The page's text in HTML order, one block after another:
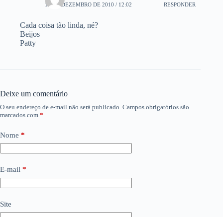
18 DE DEZEMBRO DE 2010 / 12:02 RESPONDER
Cada coisa tão linda, né?
Beijos
Patty
Deixe um comentário
O seu endereço de e-mail não será publicado. Campos obrigatórios são
marcados com *
Nome *
E-mail *
Site